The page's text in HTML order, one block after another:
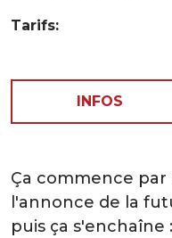
Tarifs:
INFOS
Ça commence par
l'annonce de la
puis ça s'enchaîne :